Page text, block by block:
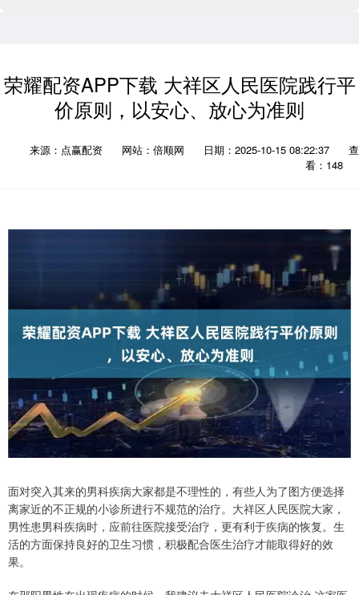
荣耀配资APP下载 大祥区人民医院践行平
价原则，以安心、放心为准则
来源：点赢配资 网站：倍顺网 日期：2025-10-15 08:22:37
查
看：148
面对突入其来的男科疾病大家都是不理性的，有些人为了图方便选择
离家近的不正规的小诊所进行不规范的治疗。大祥区人民医院大家，
男性患男科疾病时，应前往医院接受治疗，更有利于疾病的恢复。生
活的方面保持良好的卫生习惯，积极配合医生治疗才能取得好的效
果。